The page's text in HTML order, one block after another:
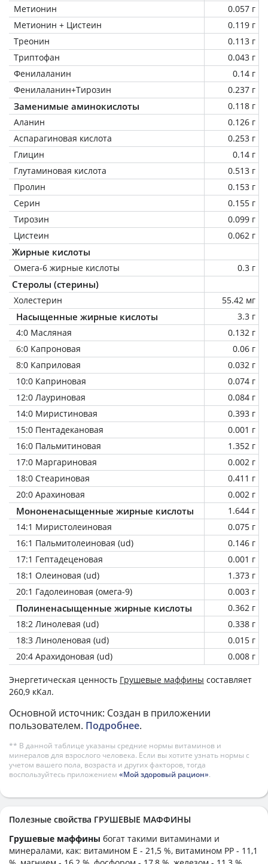
Метионин
0.057 г
Метионин + Цистеин
0.119 г
Треонин
0.113 г
Триптофан
0.043 г
Фенилаланин
0.14 г
Фенилаланин+Тирозин
0.237 г
Заменимые аминокислоты
0.118 г
Аланин
0.126 г
Аспарагиновая кислота
0.253 г
Глицин
0.14 г
Глутаминовая кислота
0.513 г
Пролин
0.153 г
Серин
0.155 г
Тирозин
0.099 г
Цистеин
0.062 г
Жирные кислоты
Омега-6 жирные кислоты 0.3 г
Стеролы (стерины)
Холестерин 55.42 мг
Насыщенные жирные кислоты
3.3 г
4:0 Масляная
0.132 г
6:0 Капроновая
0.06 г
8:0 Каприловая
0.032 г
10:0 Каприновая
0.074 г
12:0 Лауриновая
0.084 г
14:0 Миристиновая
0.393 г
15:0 Пентадекановая
0.001 г
16:0 Пальмитиновая
1.352 г
17:0 Маргариновая
0.002 г
18:0 Стеариновая
0.411 г
20:0 Арахиновая
0.002 г
Мононенасыщенные жирные кислоты
1.644 г
14:1 Миристолеиновая
0.075 г
16:1 Пальмитолеиновая (ud)
0.146 г
17:1 Гептадеценовая
0.001 г
18:1 Олеиновая (ud)
1.373 г
20:1 Гадолеиновая (омега-9)
0.003 г
Полиненасыщенные жирные кислоты
0.362 г
18:2 Линолевая (ud)
0.338 г
18:3 Линоленовая (ud)
0.015 г
20:4 Арахидоновая (ud)
0.008 г
Энергетическая ценность Грушевые маффины составляет
260,9 кКал.
Основной источник: Создан в приложении
пользователем. Подробнее.
** В данной таблице указаны средние нормы витаминов и
минералов для взрослого человека. Если вы хотите узнать нормы с
учетом вашего пола, возраста и других факторов, тогда
воспользуйтесь приложением «Мой здоровый рацион».
Полезные свойства ГРУШЕВЫЕ МАФФИНЫ
Грушевые маффины богат такими витаминами и
минералами, как: витамином E - 21,5 %, витамином PP - 11,1